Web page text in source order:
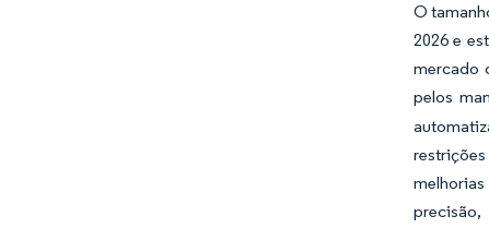
O
2026 e
mercado
pelos
precisão,